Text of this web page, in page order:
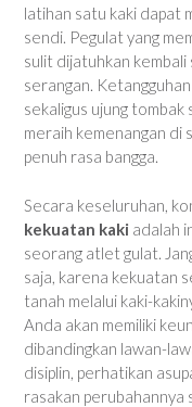
latihan satu kaki dapat
sendi. Pegulat yang
sulit dijatuhkan
serangan.
sekaligus ujung tombak
meraih kemenangan di
penuh rasa bangga.
Secara keseluruhan,
kekuatan kaki adalah
seorang atlet gulat.
saja, karena kekuatan
tanah melalui kaki-
Anda akan memiliki
dibandingkan lawan-
disiplin, perhatikan
rasakan perubahannya